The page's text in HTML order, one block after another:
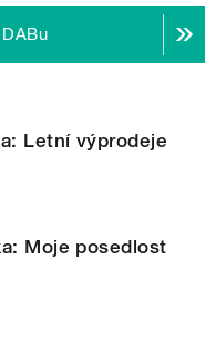
Letní výprodeje
Moje posedlost